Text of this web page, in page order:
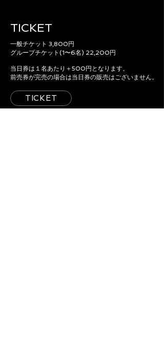
TICKET
一般チケット 3,800円
グループチケット(1〜6名) 22,200円
当日券は１名あたり＋500円となります。
前売券が完売の場合は当日券の販売はございません。
TICKET